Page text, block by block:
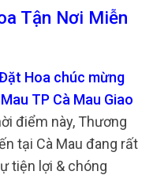
Tận Nơi Miễn
Hoa chúc mừng
TP Cà Mau Giao
điểm này, Thương
tại Cà Mau đang rất
tiện lợi & chóng